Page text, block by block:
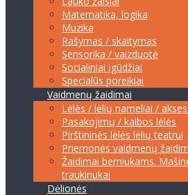
Matematika, logika
Muzika
Rašymas / skaitymas
Sensorika / vaizduotė
Socialiniai įgūdžiai
Specialūs poreikiai
Vaidmenų žaidimai
Lėlės / lėlių nameliai /
Pasakojimų / kalbos lėlės
Pirštininės lėlės lėlių teatrui
Priemonės vaidmenų
Žaidimai berniukams.
traukinukai
Dėlionės